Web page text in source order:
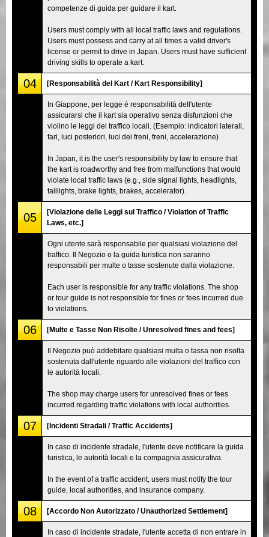
competenze di guida per guidare il kart.
Users must comply with all local traffic laws and regulations.
Users must possess and carry at all times a valid driver's
license or permit to drive in Japan. Users must have sufficient
driving skills to operate a kart.
04 [Responsabilità del Kart / Kart Responsibility]
In Giappone, per legge è responsabilità dell'utente
assicurarsi che il kart sia operativo senza disfunzioni che
violino le leggi del traffico locali. (Esempio: indicatori laterali,
fari, luci posteriori, luci dei freni, freni, accelerazione)
In Japan, it is the user's responsibility by law to ensure that
the kart is roadworthy and free from malfunctions that would
violate local traffic laws (e.g., side signal lights, headlights,
taillights, brake lights, brakes, accelerator).
05
[Violazione delle Leggi sul Traffico / Violation of Traffic
Laws, etc.]
Ogni utente sarà responsabile per qualsiasi violazione del
traffico. Il Negozio o la guida turistica non saranno
responsabili per multe o tasse sostenute dalla violazione.
Each user is responsible for any traffic violations. The shop
or tour guide is not responsible for fines or fees incurred due
to violations.
06 [Multe e Tasse Non Risolte / Unresolved fines and fees]
Il Negozio può addebitare qualsiasi multa o tassa non risolta
sostenuta dall'utente riguardo alle violazioni del traffico con
le autorità locali.
The shop may charge users for unresolved fines or fees
incurred regarding traffic violations with local authorities.
07 [Incidenti Stradali / Traffic Accidents]
In caso di incidente stradale, l'utente deve notificare la guida
turistica, le autorità locali e la compagnia assicurativa.
In the event of a traffic accident, users must notify the tour
guide, local authorities, and insurance company.
08 [Accordo Non Autorizzato / Unauthorized Settlement]
In caso di incidente stradale, l'utente accetta di non entrare in